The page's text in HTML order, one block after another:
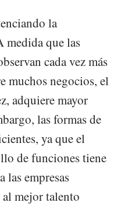
la
medida que las
cada vez más
muchos negocios, el
adquiere mayor
las formas de
ya que el
de funciones tiene
las empresas
al mejor talento